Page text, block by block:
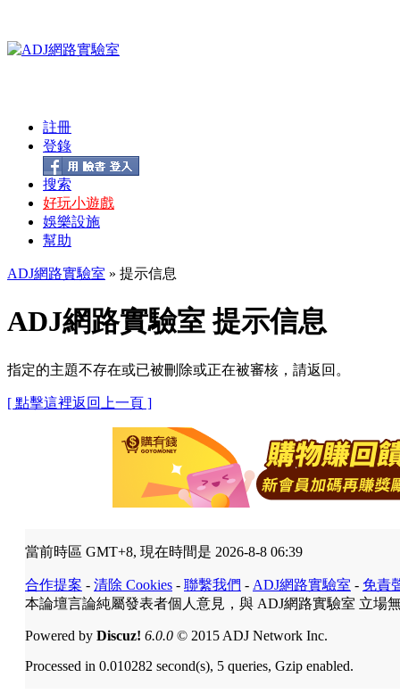
註冊
登錄
搜索
好玩小遊戲
娛樂設施
幫助
ADJ網路實驗室 » 提示信息
ADJ網路實驗室 提示信息
指定的主題不存在或已被刪除或正在被審核，請返回。
[ 點擊這裡返回上一頁 ]
當前時區 GMT+8, 現在時間是 2026-8-8 06:39
合作提案 - 清除 Cookies - 聯繫我們 - ADJ網路實驗室 - 免責
本論壇言論純屬發表者個人意見，與 ADJ網路實驗室 立場
Powered by Discuz! 6.0.0 © 2015 ADJ Network Inc.
Processed in 0.010282 second(s), 5 queries, Gzip enabled.